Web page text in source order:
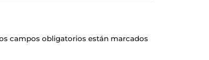
campos obligatorios están marcados